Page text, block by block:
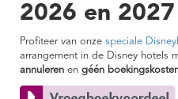
2026 en 2027
Profiteer van onze speciale
arrangement in de Disney hotels
annuleren en géén